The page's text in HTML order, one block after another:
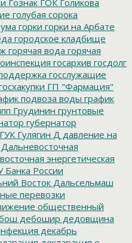
голубая сорока
горки горки на Арбате
городское кладбище
горячая вода горячая
госархив госдолг
госслужащие
ГП "Фармация"
подвоза воды график
Грудинин грунтовые
губернатор
ГУК Гулягин Д давление на
Дальневосточная
энергетическая
Банка России
Восток Дальсельмаш
перевозки
общественный
дебошир дедовщина
декабрь